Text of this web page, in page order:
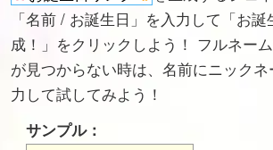
「名前 / お誕生日」を入力して「お
成！」をクリックしよう！ フルネー
が見つからない時は、名前にニックネ
力して試してみよう！
サンプル：